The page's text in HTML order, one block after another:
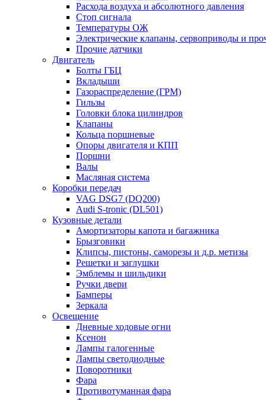
Расхода воздуха и абсолютного давления
Стоп сигнала
Температуры ОЖ
Электрические клапаны, сервоприводы и
Прочие датчики
Двигатель
Болты ГБЦ
Вкладыши
Газораспределение (ГРМ)
Гильзы
Головки блока цилиндров
Клапаны
Кольца поршневые
Опоры двигателя и КПП
Поршни
Валы
Масляная система
Коробки передач
VAG DSG7 (DQ200)
Audi S-tronic (DL501)
Кузовные детали
Амортизаторы капота и багажника
Брызговики
Клипсы, пистоны, саморезы и д.р. метизы
Решетки и заглушки
Эмблемы и шильдики
Ручки двери
Бамперы
Зеркала
Освещение
Дневные ходовые огни
Ксенон
Лампы галогенные
Лампы светодиодные
Поворотники
Фара
Противотуманная фара